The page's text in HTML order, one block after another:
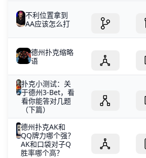
不利位置拿到
AA应该怎么打
德州扑克缩略
语
扑克小测试：关
于德州3-Bet，看
看你能答对几题
（下篇）
德州扑克AK和
QQ牌力哪个强？
AK和口袋对子Q
胜率哪个高？